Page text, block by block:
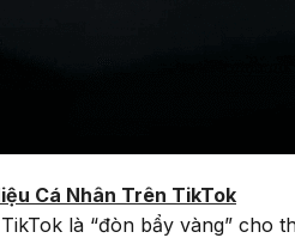
Cá Nhân Trên TikTok
là “đòn bẩy vàng” cho